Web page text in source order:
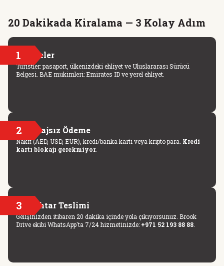
20 Dakikada Kiralama — 3 Kolay Adım
1 Belgeler
Turistler: pasaport, ülkenizdeki ehliyet ve Uluslararası Sürücü
Belgesi. BAE mukimleri: Emirates ID ve yerel ehliyet.
2 Blokajsız Ödeme
Nakit (AED, USD, EUR), kredi/banka kartı veya kripto para. Kredi
kartı blokajı gerekmiyor.
3 Anahtar Teslimi
Gelişinizden itibaren 20 dakika içinde yola çıkıyorsunuz. Brook
Drive ekibi WhatsApp'ta 7/24 hizmetinizde: +971 52 193 88 88